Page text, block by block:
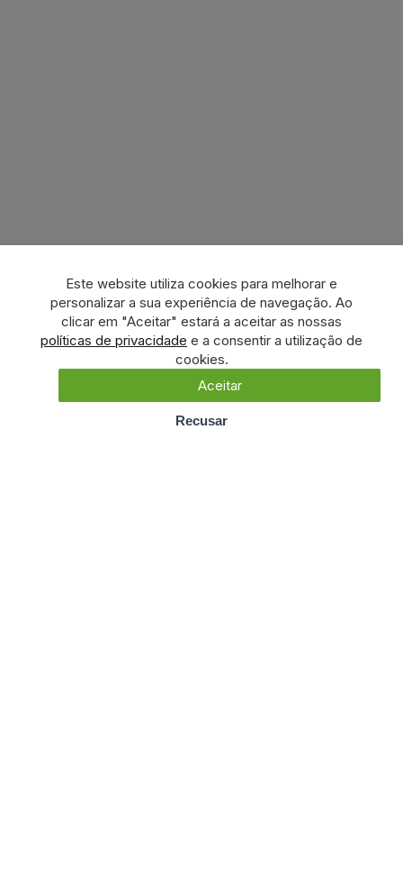
Este website utiliza cookies para melhorar e
personalizar a sua experiência de navegação. Ao
clicar em "Aceitar" estará a aceitar as nossas
políticas de privacidade e a consentir a utilização de
cookies.
Aceitar
Recusar